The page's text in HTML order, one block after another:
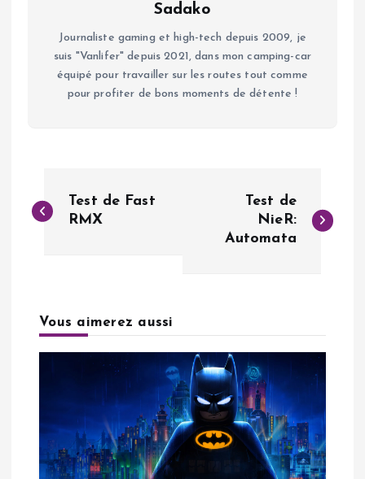
Sadako
Journaliste gaming et high-tech depuis 2009, je
suis "Vanlifer" depuis 2021, dans mon camping-car
équipé pour travailler sur les routes tout comme
pour profiter de bons moments de détente !
a
g
t
Test de Fast
RMX
Test de
NieR:
Automata
Vous aimerez aussi